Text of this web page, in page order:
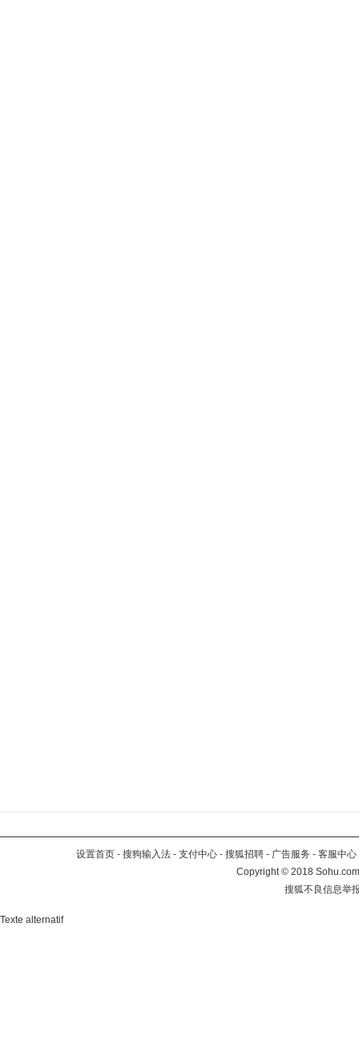
设置首页 - 搜狗输入法 - 支付中心 - 搜狐招聘 - 广告服务 - 客服中心
Copyright©2018
搜狐不良信息举
Texte alternatif